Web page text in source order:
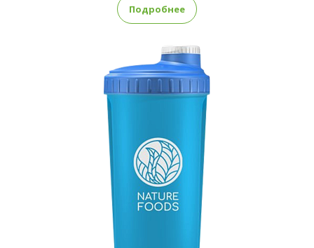
Подробнее